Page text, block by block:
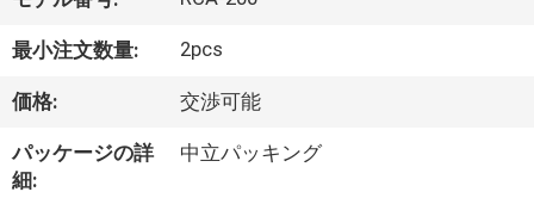
私
に
最小注文数量: 2pcs
価格: 交渉可能
パッケージの詳
細:
中立パッキング